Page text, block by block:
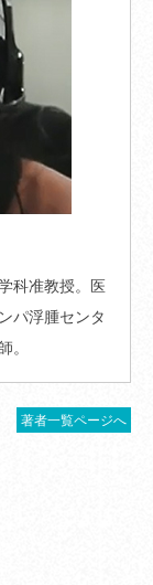
科准教授。医
パ浮腫センタ
。
著者一覧ページへ